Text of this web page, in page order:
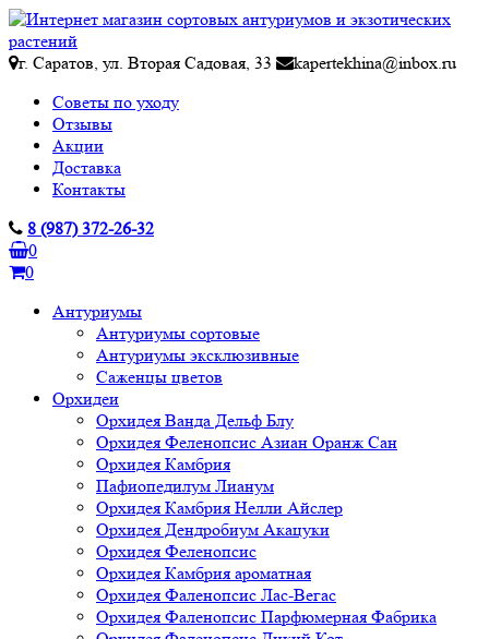
г. Саратов, ул. Вторая Садовая, 33
kapertekhina@inbox.ru
Советы по уходу
Отзывы
Акции
Доставка
Контакты
8 (987) 372-26-32
0
0
Антуриумы
Антуриумы сортовые
Антуриумы эксклюзивные
Саженцы цветов
Орхидеи
Орхидея Ванда Дельф Блу
Орхидея Феленопсис Азиан Оранж Сан
Орхидея Камбрия
Пафиопедилум Лианум
Орхидея Камбрия Нелли Айслер
Орхидея Дендробиум Акацуки
Орхидея Феленопсис
Орхидея Камбрия ароматная
Орхидея Фаленопсис Лас-Вегас
Орхидея Фаленопсис Парфюмерная Фабрика